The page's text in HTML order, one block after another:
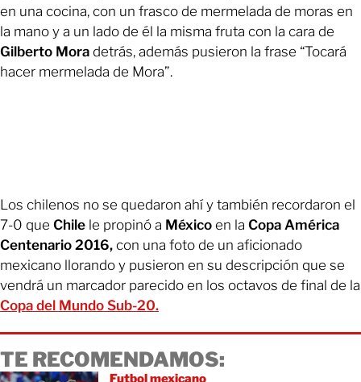
en una cocina, con un frasco de mermelada de moras en
la mano y a un lado de él la misma fruta con la cara de
Gilberto Mora detrás, además pusieron la frase “Tocará
hacer mermelada de Mora”.
Los chilenos no se quedaron ahí y también recordaron el
7-0 que Chile le propinó a México en la Copa América
Centenario 2016, con una foto de un aficionado
mexicano llorando y pusieron en su descripción que se
vendrá un marcador parecido en los octavos de final de la
Copa del Mundo Sub-20.
TE RECOMENDAMOS:
Futbol mexicano